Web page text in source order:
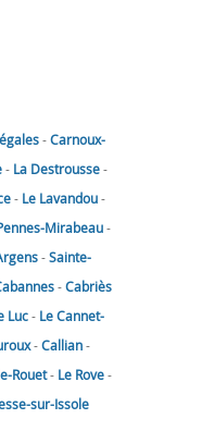
-Carnoux-
- La Destrousse-
- Le Lavandou-
Mirabeau-
-Sainte-
-Cabriès
Luc- Le Cannet-
-Callian-
Rouet- Le Rove-
sur-Issole